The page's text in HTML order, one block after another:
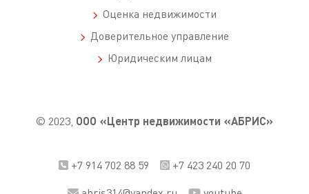
Оценка недвижимости
Доверительное управление
Юридическим лицам
© 2023, ООО «Центр недвижимости «АБРИС»
+7 914 702 88 59
+7 423 240 20 70